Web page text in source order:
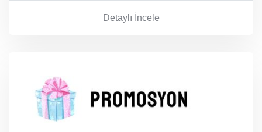
Detaylı İncele